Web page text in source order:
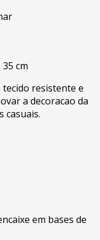
cm
tecido resistente e
a decoracao da
casuais.
em bases de